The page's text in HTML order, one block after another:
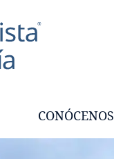
CONÓCENOS